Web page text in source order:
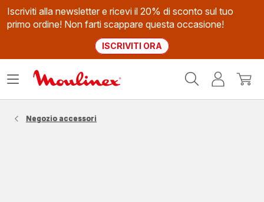
Iscriviti alla newsletter e ricevi il 20% di sconto sul tuo
primo ordine! Non farti scappare questa occasione!
ISCRIVITI ORA
Il
Apri
Negozio accessori